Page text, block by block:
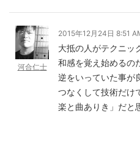
河合仁士
2015年12月24日 8:51
大抵の人がテクニッ
和感を覚え始めるの
逆をいっていた事が
つなくして技術だけ
楽と曲ありき」だと